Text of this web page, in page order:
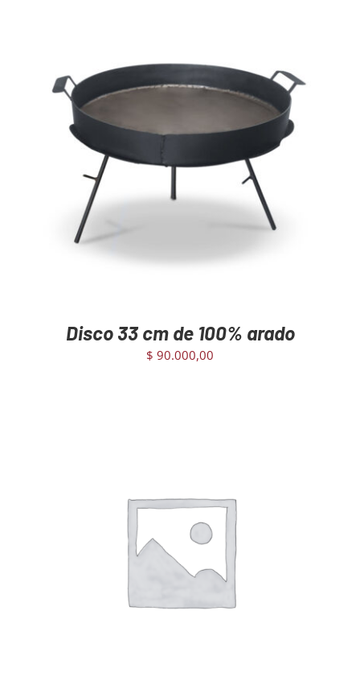
AGREGAR AL CARRITO DETAILS
Disco 33 cm de 100% arado
$ 90.000,00
AGREGAR AL CARRITO DETAILS